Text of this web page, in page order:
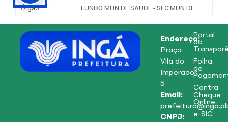
Endereço:
Praça
Vila do
Imperador,
5
Email:
CNPJ:
Portal
da
Folha
de
Contra
Cheque
Online
e-SIC